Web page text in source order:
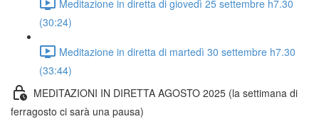
Meditazione in diretta di giovedì 25 settembre h7.30
(30:24)
Meditazione in diretta di martedì 30 settembre h7.30
(33:44)
MEDITAZIONI IN DIRETTA AGOSTO 2025 (la settimana di
ferragosto ci sarà una pausa)